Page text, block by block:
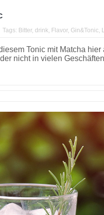
Tags: Bitter, drink, Flavor, Gin&Tonic,
Tonic mit Matcha
nicht in vielen